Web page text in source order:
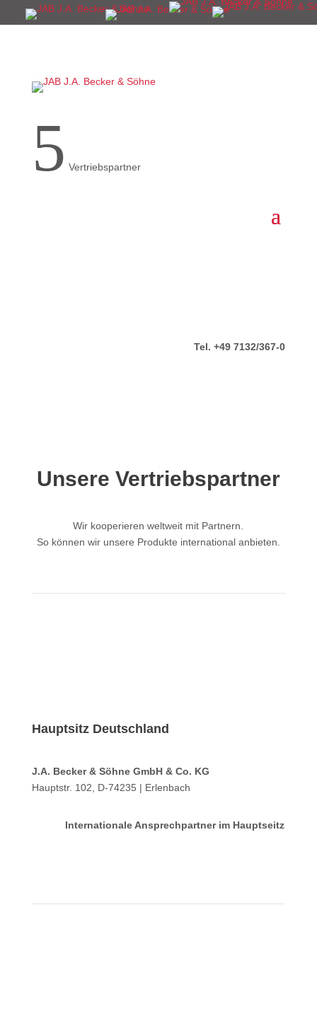
5 Vertriebspartner
Tel. +49 7132/367-0
Unsere Vertriebspartner
Wir kooperieren weltweit mit Partnern.
So können wir unsere Produkte international anbieten.
Hauptsitz Deutschland
J.A. Becker & Söhne GmbH & Co. KG
Hauptstr. 102, D-74235 | Erlenbach
Internationale Ansprechpartner im Hauptseitz